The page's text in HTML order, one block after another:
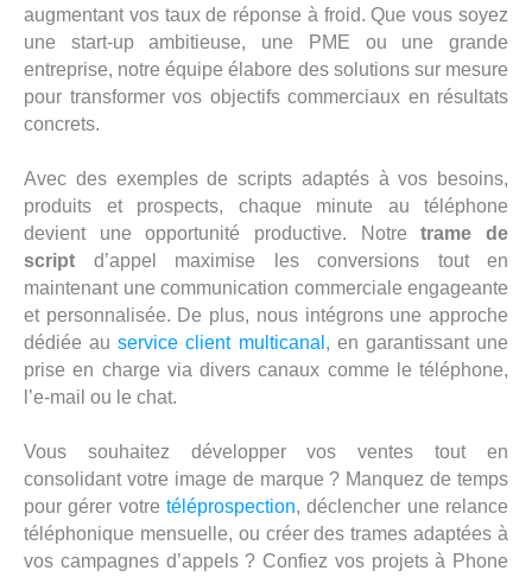
augmentant vos taux de réponse à froid. Que vous soyez
une start-up ambitieuse, une PME ou une grande
entreprise, notre équipe élabore des solutions sur mesure
pour transformer vos objectifs commerciaux en résultats
concrets.
Avec des exemples de scripts adaptés à vos besoins,
produits et prospects, chaque minute au téléphone
devient une opportunité productive. Notretrame de
script d’appel maximise les conversions tout en
maintenant une communication commerciale engageante
et personnalisée. De plus, nous intégrons une approche
dédiée auservice client multicanal , en garantissant une
prise en charge via divers canaux comme le téléphone,
l’e-mail ou le chat.
Vous souhaitez développer vos ventes tout en
consolidant votre image de marque ? Manquez de temps
pour gérer votre téléprospection, déclencher une relance
téléphonique mensuelle, ou créer des trames adaptées à
vos campagnes d’appels ? Confiez vos projets à Phone